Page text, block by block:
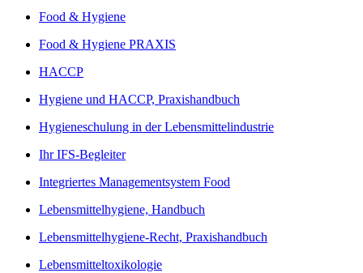
Food & Hygiene
Food & Hygiene PRAXIS
HACCP
Hygiene und HACCP, Praxishandbuch
Hygieneschulung in der Lebensmittelindustrie
Ihr IFS-Begleiter
Integriertes Managementsystem Food
Lebensmittelhygiene, Handbuch
Lebensmittelhygiene-Recht, Praxishandbuch
Lebensmitteltoxikologie